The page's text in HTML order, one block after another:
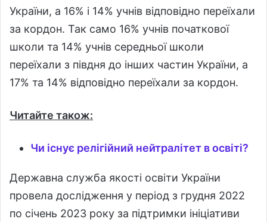
України, а 16% і 14% учнів відповідно переїхали
за кордон. Так само 16% учнів початкової
школи та 14% учнів середньої школи
переїхали з півдня до інших частин України, а
17% та 14% відповідно переїхали за кордон.
Читайте також:
Чи існує релігійний нейтралітет в освіті?
Державна служба якості освіти України
провела дослідження у період з грудня 2022
по січень 2023 року за підтримки ініціативи